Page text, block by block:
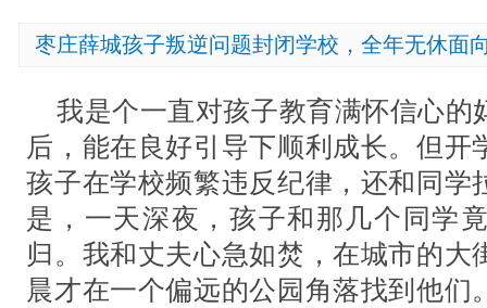
枣庄薛城孩子叛逆问题封闭学校，全年无休面
我是个一直对孩子教育满怀信心的
后，能在良好引导下顺利成长。但开
孩子在学校频繁违反纪律，还和同学
是，一天深夜，孩子和那几个同学
归。我和丈夫心急如焚，在城市的大
晨才在一个偏远的公园角落找到他们